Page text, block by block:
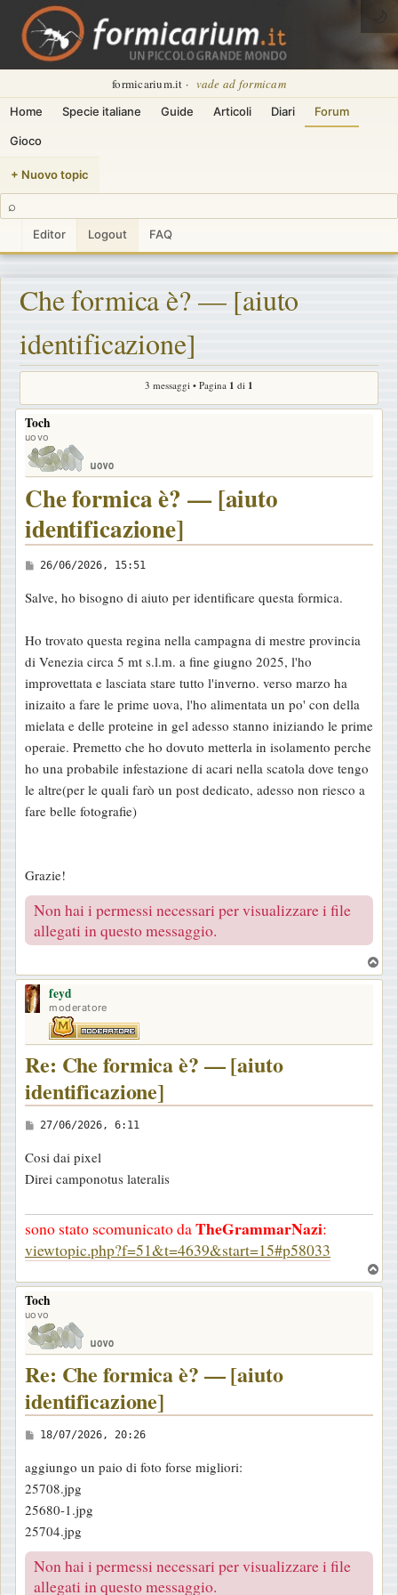
formicarium.it · vade ad formicam
Home Specie italiane Guide Articoli Diari Forum
Gioco
+ Nuovo topic
⌕
Editor Logout FAQ
🌙
Che formica è? — [aiuto
identificazione]
3 messaggi • Pagina 1 di 1
Toch
uovo
Che formica è? — [aiuto
identificazione]
M
s
a
g
g
i
o
26/06/2026, 15:51
Salve, ho bisogno di aiuto per identificare questa formica.
Ho trovato questa regina nella campagna di mestre provincia
di Venezia circa 5 mt s.l.m. a fine giugno 2025, l'ho
improvettata e lasciata stare tutto l'inverno. verso marzo ha
inizaito a fare le prime uova, l'ho alimentata un po' con della
mielata e delle proteine in gel adesso stanno iniziando le prime
operaie. Premetto che ho dovuto metterla in isolamento perche
ho una probabile infestazione di acari nella scatola dove tengo
le altre(per le quali farò un post dedicato, adesso non riesco a
fare belle fotografie)
Grazie!
Non hai i permessi necessari per visualizzare i file
allegati in questo messaggio.
o
feyd
moderatore
Re: Che formica è? — [aiuto
identificazione]
M
s
s
g
g
27/06/2026, 6:11
Cosi dai pixel
Direi camponotus lateralis
sono stato scomunicato daTheGrammarNazi:
viewtopic.php?f=51&t=4639&start=15#p58033
o
Toch
uovo
Re: Che formica è? — [aiuto
identificazione]
M
s
s
a
g
g
i
18/07/2026, 20:26
aggiungo un paio di foto forse migliori:
25708.jpg
25680-1.jpg
25704.jpg
Non hai i permessi necessari per visualizzare i file
allegati in questo messaggio.